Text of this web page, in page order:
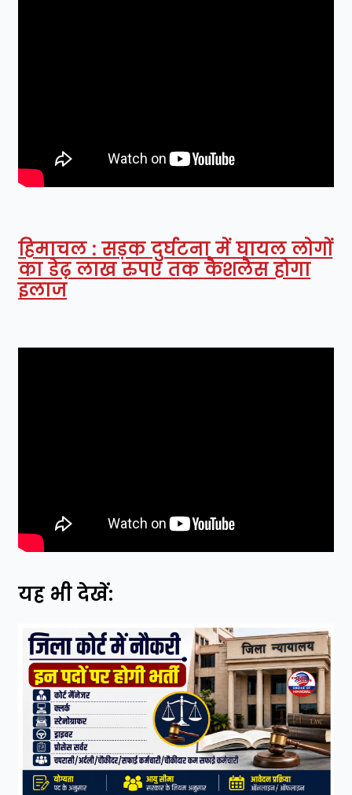
हिमाचल : सड़क दुर्घटना में घायल लोगों
का डेढ़ लाख रुपए तक कैशलैस होगा
इलाज
यह भी देखें: